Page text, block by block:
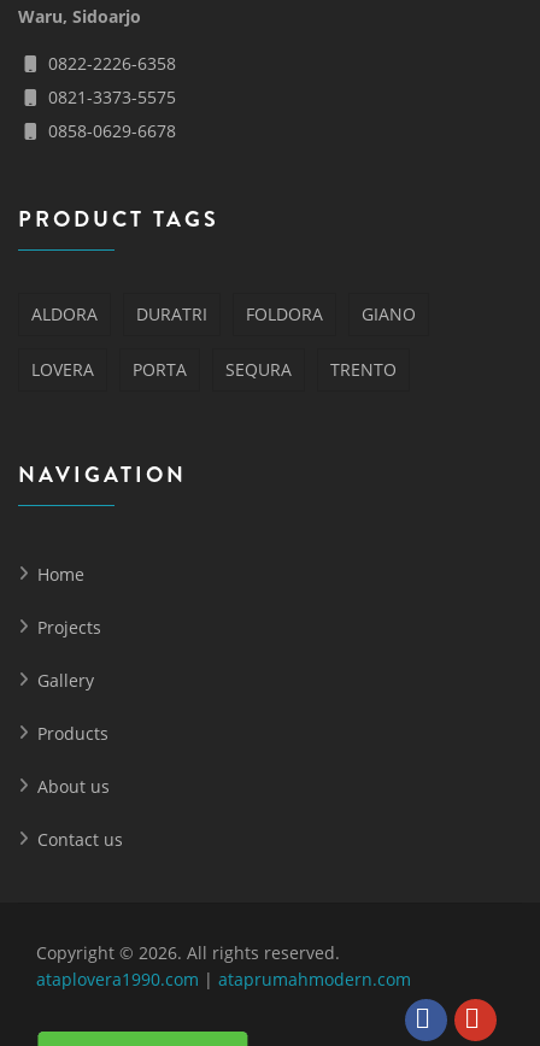
Waru, Sidoarjo
0822-2226-6358
0821-3373-5575
0858-0629-6678
PRODUCT TAGS
ALDORA DURATRI FOLDORA GIANO
LOVERA PORTA SEQURA TRENTO
NAVIGATION
Home
Projects
Gallery
Products
About us
Contact us
Copyright © 2026. All rights reserved.
ataplovera1990.com | ataprumahmodern.com